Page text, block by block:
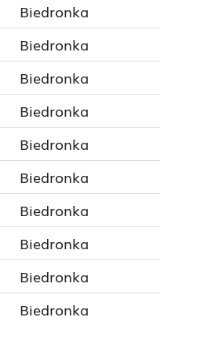
Biedronka
Biedronka
Biedronka
Biedronka
Biedronka
Biedronka
Biedronka
Biedronka
Biedronka
Biedronka